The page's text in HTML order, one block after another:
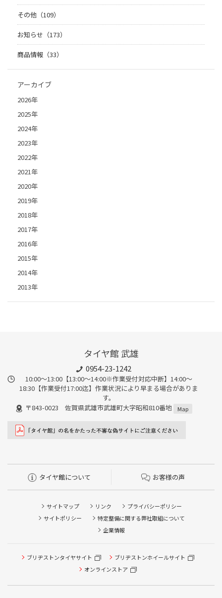
その他（109）
お知らせ（173）
商品情報（33）
アーカイブ
2026年
2025年
2024年
2023年
2022年
2021年
2020年
2019年
2018年
2017年
2016年
2015年
2014年
2013年
タイヤ館 武雄
0954-23-1242
10:00～13:00【13:00～14:00※作業受付対応中断】14:00～
18:30【作業受付17:00迄】作業状況により早まる場合がありま
す。
〒843-0023 佐賀県武雄市武雄町大字昭和810番地
Map
タイヤ館について お客様の声
サイトマップ リンク
プライバシーポリシー
サイトポリシー
特定整備に関する弊社取組について
企業情報
ブリヂストンタイヤサイト
ブリヂストンホイールサイト
オンラインストア
タイヤ点検・安全点検/タイヤ履き替え/オイル交換/その他
ピット作業の予約